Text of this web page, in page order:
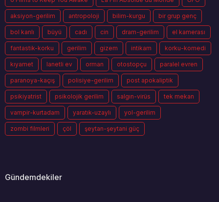
aksiyon-gerilim antropoloji bilim-kurgu bir grup genç
bol kanlı büyü cadı cin dram-gerilim el kamerası
fantastik-korku gerilim gizem intikam korku-komedi
kıyamet lanetli ev orman otostopçu paralel evren
paranoya-kaçış polisiye-gerilim post apokaliptik
psikiyatrist psikolojik gerilim salgın-virüs tek mekan
vampir-kurtadam yaratık-uzaylı yol-gerilim
zombi filmleri çöl şeytan-şeytani güç
Gündemdekiler